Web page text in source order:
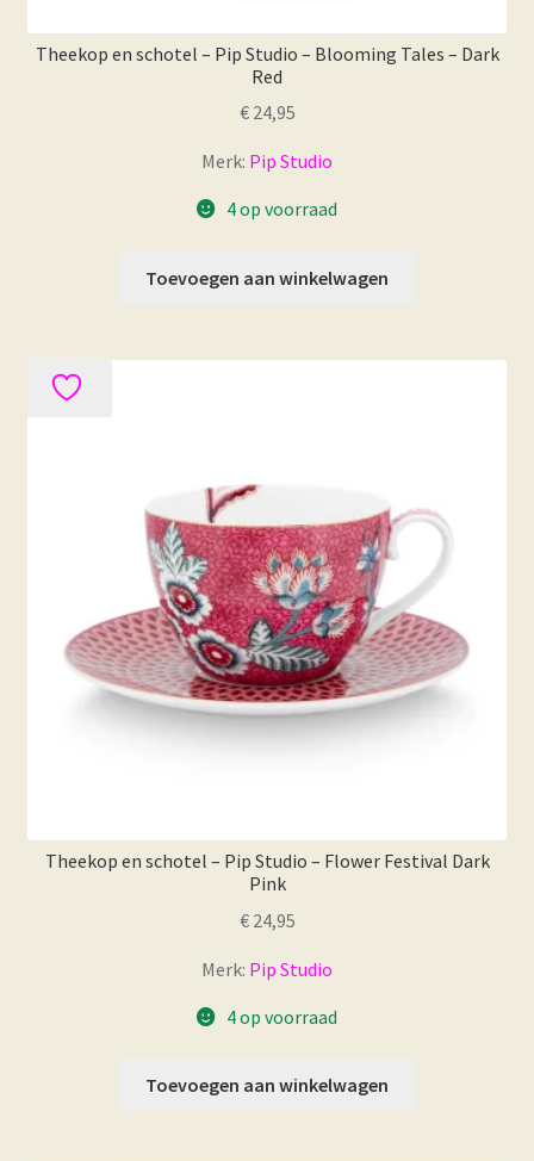
Theekop en schotel – Pip Studio – Blooming Tales – Dark
Red
€24,95
Merk: Pip Studio
4 op voorraad
Toevoegen aan winkelwagen
Theekop en schotel – Pip Studio – Flower Festival Dark
Pink
€24,95
Merk: Pip Studio
4 op voorraad
Toevoegen aan winkelwagen